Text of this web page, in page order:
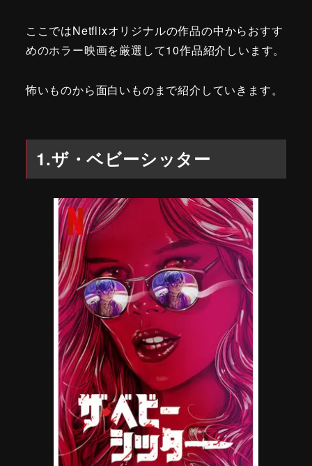
ここではNetflixオリジナルの作品の中からおすす
めのホラー映画を厳選して10作品紹介しいます。
怖いものから面白いものまで紹介していきます。
1.ザ・ベビーシッター